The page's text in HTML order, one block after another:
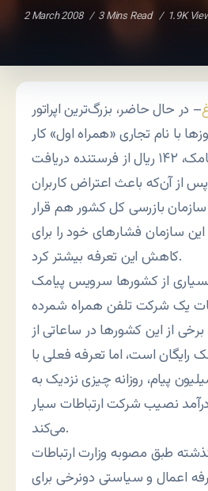
2 March 2008 3 Mins Read 1.9K
– در حال حاضر، بزرگ‌ترین اپراتور
با نام تجاری «همراه اول» کار
می‌کند، به ازای هر پیامک، ۱۴۲ ریال از فرستنده دریافت
از آن‌که باعث اعتراض کاربران
سازمان بازرسی کل کشور هم قرار
سازمان فشارهای خود را برای
کاهش این تعرفه بیشتر کرد.
از کشورها سرویس پیامک
یک شرکت تلفن همراه شمرده
از این کشورها در ساعاتی از
رایگان است، اما تعرفه فعلی با
ارسال ۴۵ میلیون پیام، روزانه چیزی نزدیک به
درآمد نصیب شرکت ارتباطات سیار
می‌کند.
طبق مصوبه وزارت ارتباطات
اعمال و سیاستی دونرخی برای